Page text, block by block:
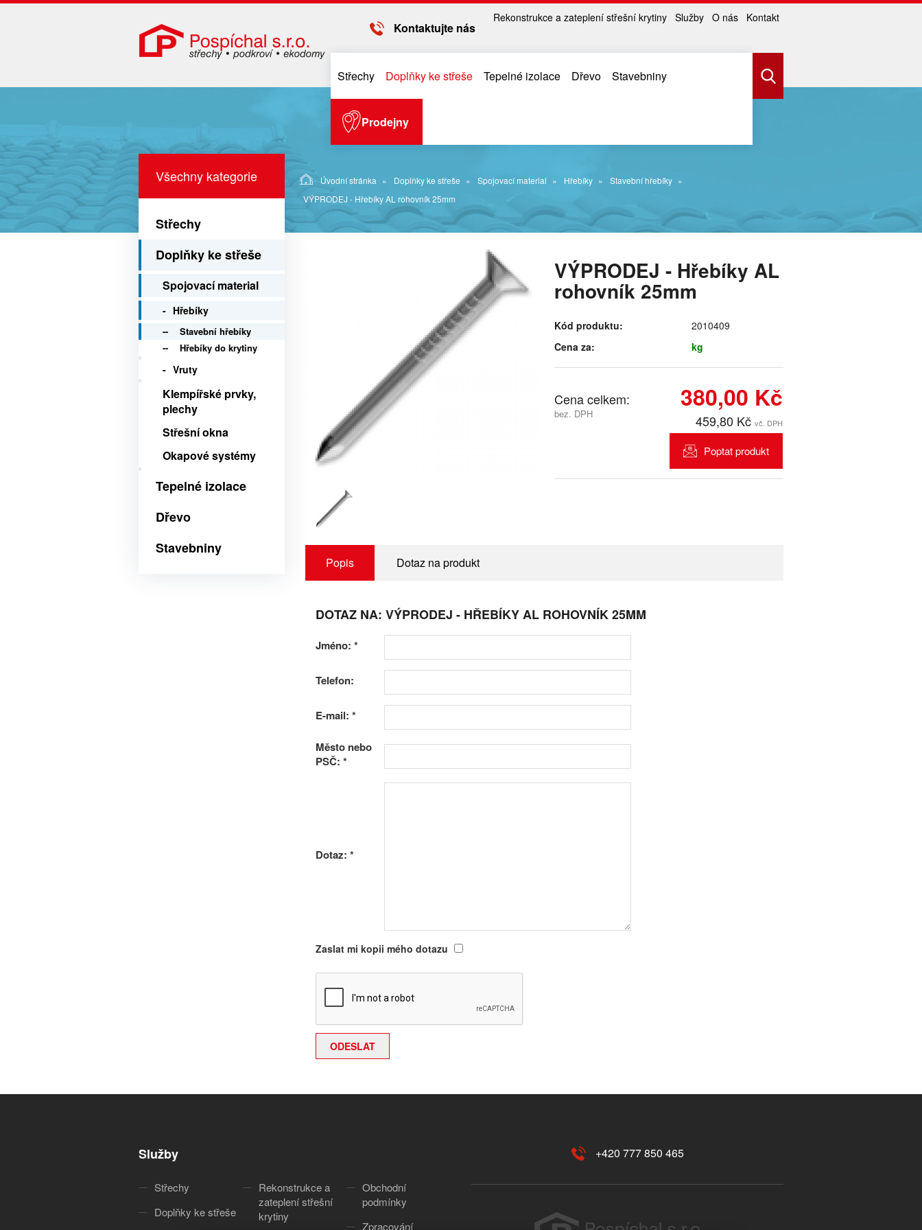
Rekonstrukce a zateplení střešní krytiny Služby O nás Kontakt
Kontaktujte nás
Střechy Doplňky ke střeše Tepelné izolace Dřevo Stavebniny
Prodejny
Úvodní stránka Doplňky ke střeše Spojovací material Hřebíky
Stavební hřebíky
VÝPRODEJ - Hřebíky AL rohovník 25mm
Všechny kategorie
Střechy
Doplňky ke střeše
Spojovací material
Hřebíky
Stavební hřebíky
Hřebíky do krytiny
Vruty
Klempířské prvky,
plechy
Střešní okna
Okapové systémy
Tepelné izolace
Dřevo
Stavebniny
VÝPRODEJ - Hřebíky AL
rohovník 25mm
Kód produktu:
2010409
Cena za:
kg
Cena celkem:
bez. DPH
380,00 Kč
459,80 Kčvč. DPH
Poptat produkt
Popis Dotaz na produkt
DOTAZ NA: VÝPRODEJ - HŘEBÍKY AL ROHOVNÍK 25MM
Jméno: *
Telefon:
E-mail: *
Město nebo
PSČ: *
Dotaz: *
Zaslat mi kopii mého dotazu
Služby
Střechy
Doplňky ke střeše
Rekonstrukce a
zateplení střešní
krytiny
Obchodní
podmínky
Zpracování
+420 777 850 465